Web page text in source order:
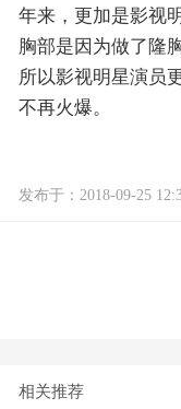
年来，更加是影视
胸部是因为做了隆
所以影视明星演员
不再火爆。
发布于：2018-09-25
相关推荐